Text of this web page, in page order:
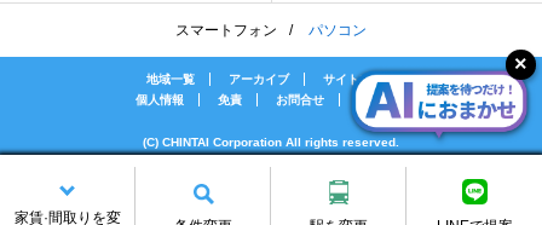
家賃·間取りを変
スマートフォン パソコン
地域一覧 アーカイブ
サイトマップ
個人情報
免責 お問合せ 会社案内
(C) CHINTAI Corporation All rights reserved.
[PR]賃貸物件の疑問解決！教えてエイブルAGENT
[PR]賃貸生活の工夫を紹介！CHINTAI情報局
[PR]女性の賃貸生活を応援！Woman.CHINTAI